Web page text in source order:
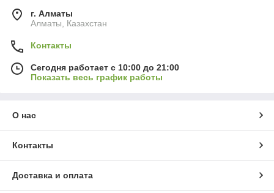
г. Алматы
Алматы, Казахстан
Контакты
Сегодня работает с 10:00 до 21:00
Показать весь график работы
О нас
Контакты
Доставка и оплата